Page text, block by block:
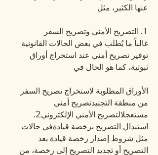
عنها الكثير، مثل
1. التصريح الأمني وتصريح السفر
غالباً ما يُطلب في بعض الحالات القانونية
توفير تصريح أمني عند استخراج أوراق
ثبوتية، كما هو الحال في
الأوراق المطلوبة لاستخراج تصريح السفر
من منطقة التجنيدتصريح أمني
مستعجلالتصريح الأمني الإلكتروني2.
استبدال التصريح برخصة قيادةفي حالات
مثل شروط إصدار رخصة قيادة بعد
التصريح أو تجديد التصريح إلى رخصة، من